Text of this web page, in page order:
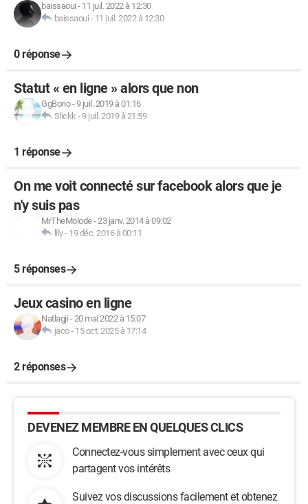
baissaoui - 11 juil. 2022 à 12:30
baissaoui - 11 juil. 2022 à 12:30
0 réponse
Statut « en ligne » alors que non
GgBono-9 juil. 2019 à 01:16
Slickk -9 juil. 2019 à 21:59
1 réponse
On me voit connecté sur facebook alors que je
n'y suis pas
MrTheMolode-23 janv. 2014 à 09:02
lily- 19 déc. 2016 à 00:11
5 réponses
Jeux casino en ligne
Natlagji -20 mai 2022 à 15:07
jaco- 15 oct. 2025 à 17:14
2 réponses
DEVENEZ MEMBRE EN QUELQUES CLICS
Connectez-vous simplement avec ceux qui
partagent vos intérêts
Suivez vos discussions facilement et obtenez